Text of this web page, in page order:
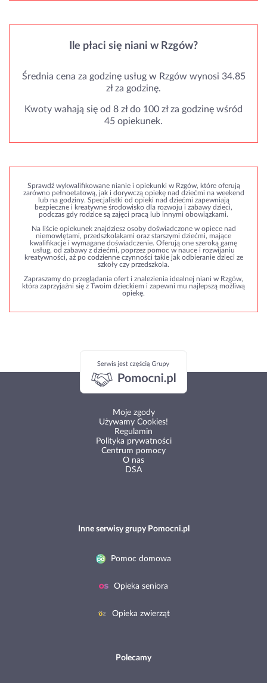
Ile płaci się niani w Rzgów?
Średnia cena za godzinę usług w Rzgów wynosi 34.85
zł za godzinę.
Kwoty wahają się od 8 zł do 100 zł za godzinę wśród
45 opiekunek.
Sprawdź wykwalifikowane nianie i opiekunki w Rzgów, które oferują
zarówno pełnoetatową, jak i dorywczą opiekę nad dziećmi na weekend
lub na godziny. Specjalistki od opieki nad dziećmi zapewniają
bezpieczne i kreatywne środowisko dla rozwoju i zabawy dzieci,
podczas gdy rodzice są zajęci pracą lub innymi obowiązkami.
Na liście opiekunek znajdziesz osoby doświadczone w opiece nad
niemowlętami, przedszkolakami oraz starszymi dziećmi, mające
kwalifikacje i wymagane doświadczenie. Oferują one szeroką gamę
usług, od zabawy z dziećmi, poprzez pomoc w nauce i rozwijaniu
kreatywności, aż po codzienne czynności takie jak odbieranie dzieci ze
szkoły czy przedszkola.
Zapraszamy do przeglądania ofert i znalezienia idealnej niani w Rzgów,
która zaprzyjaźni się z Twoim dzieckiem i zapewni mu najlepszą możliwą
opiekę.
Moje zgody
Używamy Cookies!
Regulamin
Polityka prywatności
Centrum pomocy
O nas
DSA
Inne serwisy grupy Pomocni.pl
Pomoc domowa
Opieka seniora
Opieka zwierząt
Polecamy